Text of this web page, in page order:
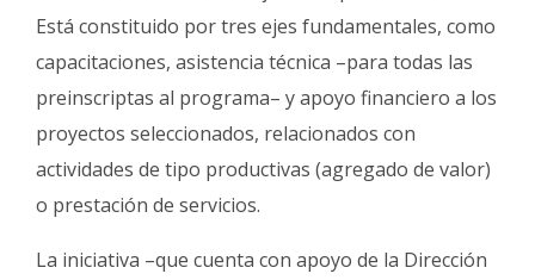
Está constituido por tres ejes fundamentales, como
capacitaciones, asistencia técnica –para todas las
preinscriptas al programa– y apoyo financiero a los
proyectos seleccionados, relacionados con
actividades de tipo productivas (agregado de valor)
o prestación de servicios.
La iniciativa –que cuenta con apoyo de la Dirección